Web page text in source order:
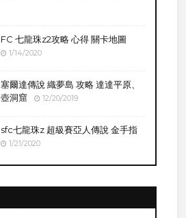
FC 七龍珠z2攻略 心得 關卡地圖
1/14/2020
塞爾達傳說 織夢島 攻略 達達平原、
壺洞窟
12/20/2019
sfc七龍珠z 超級賽亞人傳說 金手指
1/21/2020